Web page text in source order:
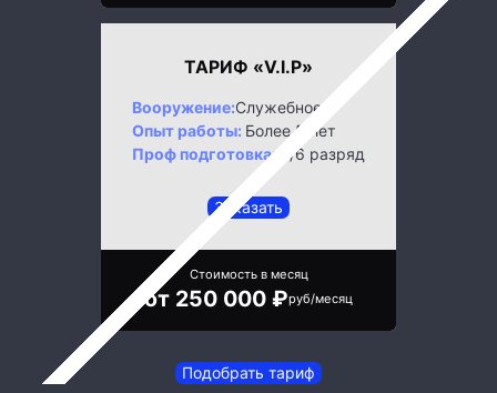
ТАРИФ «V.I.P»
Вооружение:Служебное
Опыт работы: Более 5 лет
Проф подготовка: 5/6 разряд
Заказать
Стоимость в месяц
от 250 000 ₽руб/месяц
Подобрать тариф